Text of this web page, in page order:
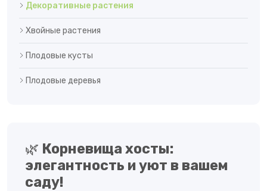
Декоративные растения
Хвойные растения
Плодовые кусты
Плодовые деревья
🌿 Корневища хосты:
элегантность и уют в вашем
саду!